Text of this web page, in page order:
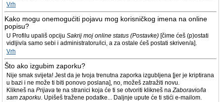
Vrh
Kako mogu onemogućiti pojavu mog korisničkog imena na online
popisu?
U Profilu upališ opciju Sakrij moj online status (Postavke) [čime ćeš (p)ostati
vidljiv/a samo sebi i administratoru/ici, a za ostale ćeš postati skriven/a].
Vrh
Što ako izgubim zaporku?
Nije smak svijeta! Jest da je tvoja trenutna zaporka izgubljena [jer je kriptirana
u bazi i ne može ti biti ponovo poslana], no, možeš zatražiti novu.
Klikneš na Prijava te na stranici koja će ti se otvoriti klikneš naZaboravio/la
sam zaporku. Upišeš tražene podatke... Daljnje upute će ti stići e-mailom.